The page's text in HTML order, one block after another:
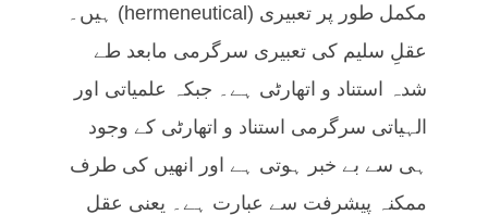
مکمل طور پر تعبیری (hermeneutical) ہیں۔
عقلِ سلیم کی تعبیری سرگرمی مابعد طے
شدہ استناد و اتھارٹی ہے۔ جبکہ علمیاتی اور
الہیاتی سرگرمی استناد و اتھارٹی کے وجود
ہی سے بے خبر ہوتی ہے اور انھیں کی طرف
ممکنہ پیشرفت سے عبارت ہے۔ یعنی عقل